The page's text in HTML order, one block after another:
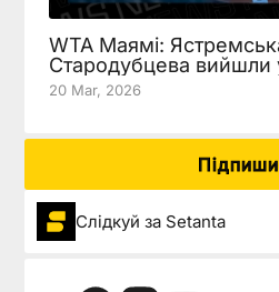
WTA Маямі:
Стародубцева вийшли
20 Mar, 2026
Слідкуй за Setanta